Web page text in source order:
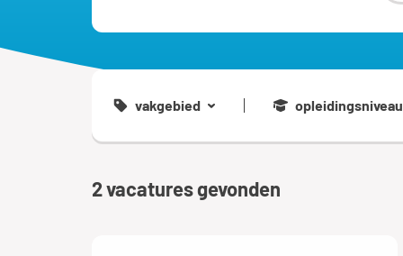
vakgebied opleidingsniveau
2vacatures gevonden